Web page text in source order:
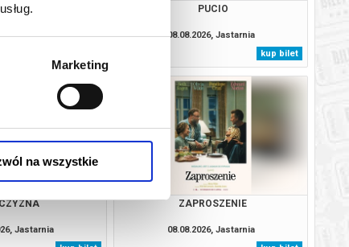
Marketing
na wszystkie
I DINOZAURY
Jastarnia
PUCIO
08.08.2026, Jastarnia
kup bilet
Jastarnia
ZAPROSZENIE
08.08.2026, Jastarnia